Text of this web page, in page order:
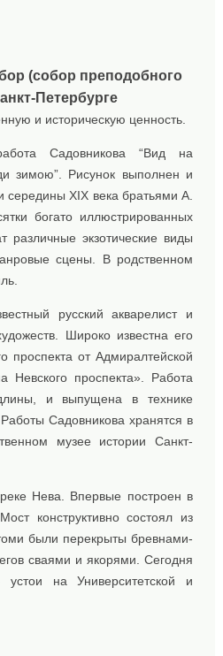
(собор преподобного
Петербурге
и историческую ценность.
Садовникова “Вид на
зимою”. Рисунок выполнен и
XIX века братьями А.
богато иллюстрированных
экзотические виды
сцены. В родственном
русский акварелист и
Широко известна его
проспекта от Адмиралтейской
проспекта». Работа
и выпущена в технике
Садовникова хранятся в
музее истории Санкт-
Нева. Впервые построен в
конструктивно состоял из
были перекрыты бревнами-
сваями и якорями. Сегодня
на Университетской и